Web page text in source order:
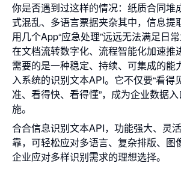
你是否遇到过这样的情况：纸质合同堆
式混乱、多语言票据夹杂其中，信息提
用几个App“应急处理”远远无法满足日
在文档流转数字化、流程智能化加速推
需要的是一种稳定、持续、可集成的
入系统的识别文本API。它不仅要“看得
准、看得快、看得懂”，成为企业数据
施。
合合信息识别文本API，功能强大、灵
靠，可轻松应对多语言、复杂排版、图
企业应对多样识别需求的理想选择。